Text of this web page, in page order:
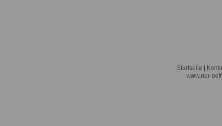
Startseite
www.der-